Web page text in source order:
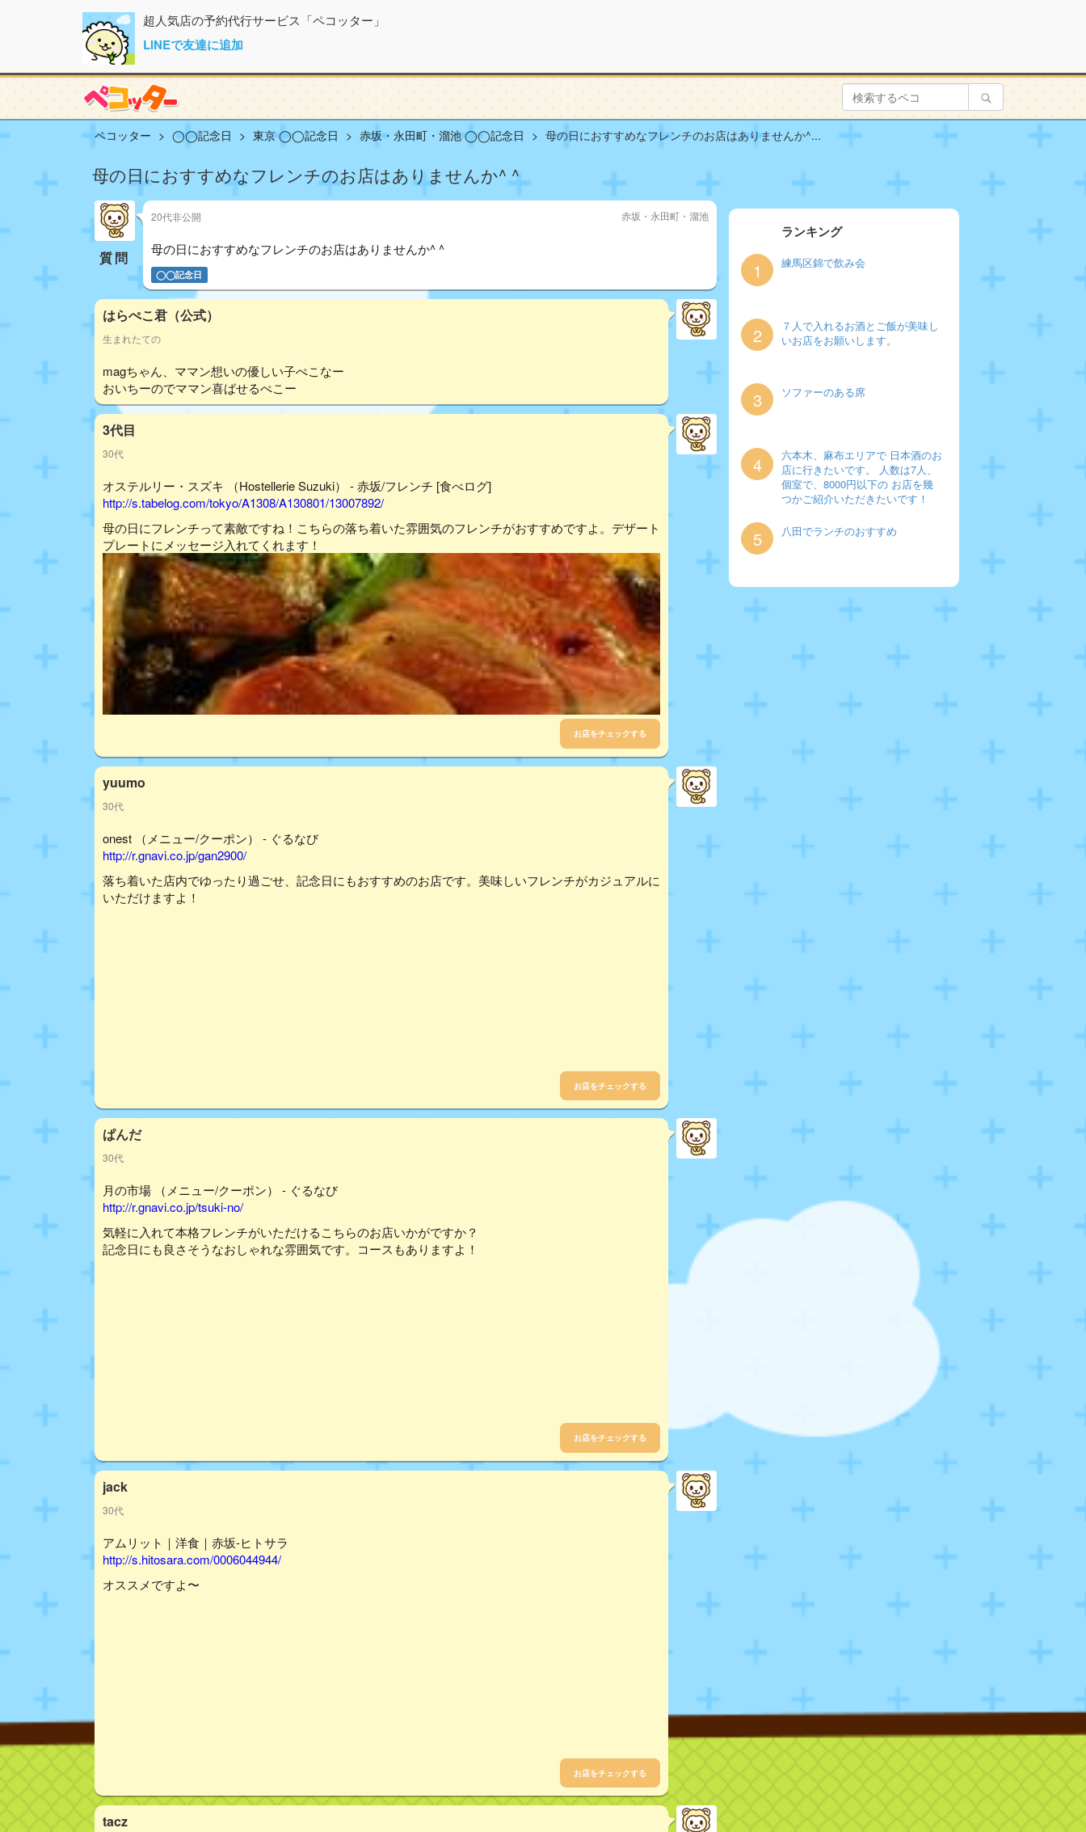
超人気店の予約代行サービス「ペコッター」
LINEで友達に追加
ペコッター ◯◯記念日 東京 ◯◯記念日 赤坂・永田町・溜池 ◯◯記念日 母の日におすすめなフレンチのお店はありませんか^...
母の日におすすめなフレンチのお店はありませんか^ ^
質問
20代非公開 赤坂・永田町・溜池
母の日におすすめなフレンチのお店はありませんか^ ^
◯◯記念日
はらぺこ君（公式）
生まれたての
magちゃん、ママン想いの優しい子ぺこなー
おいちーのでママン喜ばせるぺこー
3代目
30代
オステルリー・スズキ （Hostellerie Suzuki） - 赤坂/フレンチ [食べログ]
http://s.tabelog.com/tokyo/A1308/A130801/13007892/
母の日にフレンチって素敵ですね！こちらの落ち着いた雰囲気のフレンチがおすすめですよ。デザート
プレートにメッセージ入れてくれます！
お店をチェックする
yuumo
30代
onest （メニュー/クーポン） - ぐるなび
http://r.gnavi.co.jp/gan2900/
落ち着いた店内でゆったり過ごせ、記念日にもおすすめのお店です。美味しいフレンチがカジュアルに
いただけますよ！
お店をチェックする
ぱんだ
30代
月の市場 （メニュー/クーポン） - ぐるなび
http://r.gnavi.co.jp/tsuki-no/
気軽に入れて本格フレンチがいただけるこちらのお店いかがですか？
記念日にも良さそうなおしゃれな雰囲気です。コースもありますよ！
お店をチェックする
jack
30代
アムリット｜洋食｜赤坂-ヒトサラ
http://s.hitosara.com/0006044944/
オススメですよ〜
お店をチェックする
tacz
ランキング
1 練馬区錦で飲み会
2
７人で入れるお酒とご飯が美味し
いお店をお願いします。
3 ソファーのある席
4
六本木、麻布エリアで 日本酒のお
店に行きたいです。 人数は7人、
個室で、8000円以下の お店を幾
つかご紹介いただきたいです！
5 八田でランチのおすすめ